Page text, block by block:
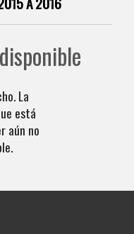
La
está
aún no